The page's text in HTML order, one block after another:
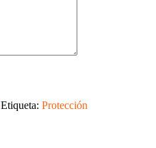
Etiqueta: Protección